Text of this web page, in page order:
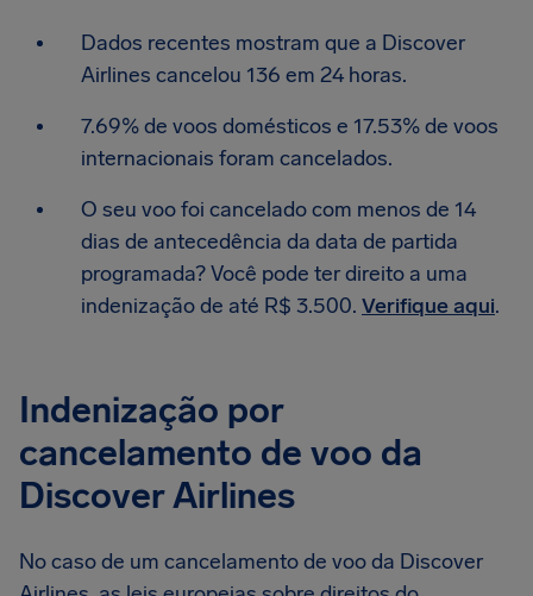
Dados recentes mostram que a Discover
Airlines cancelou 136 em 24 horas.
7.69% de voos domésticos e 17.53% de voos
internacionais foram cancelados.
O seu voo foi cancelado com menos de 14
dias de antecedência da data de partida
programada? Você pode ter direito a uma
indenização de até R$ 3.500. Verifique aqui.
Indenização por
cancelamento de voo da
Discover Airlines
No caso de um cancelamento de voo da Discover